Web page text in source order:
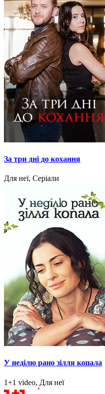
За три дні до кохання
Для неї, Серіали
У неділю рано зілля копала
1+1 video, Для неї